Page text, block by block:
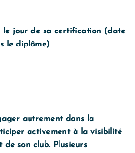
le jour de sa certification (date
le diplôme)
autrement dans la
activement à la visibilité
son club. Plusieurs